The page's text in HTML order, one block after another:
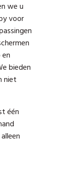
we u
voor
bieden
niet
één